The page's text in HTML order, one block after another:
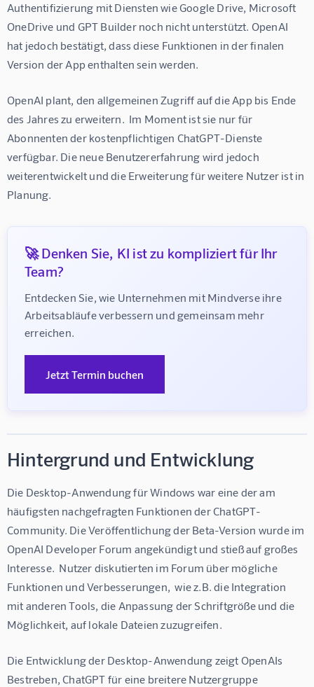
Authentifizierung mit Diensten wie Google Drive, Microsoft
OneDrive und GPT Builder noch nicht unterstützt. OpenAI
hat jedoch bestätigt, dass diese Funktionen in der finalen
Version der App enthalten sein werden.
OpenAI plant, den allgemeinen Zugriff auf die App bis Ende
des Jahres zu erweitern.  Im Moment ist sie nur für
Abonnenten der kostenpflichtigen ChatGPT-Dienste
verfügbar. Die neue Benutzererfahrung wird jedoch
weiterentwickelt und die Erweiterung für weitere Nutzer ist in
Planung.
🚀 Denken Sie, KI ist zu kompliziert für Ihr
Team?
Entdecken Sie, wie Unternehmen mit Mindverse ihre
Arbeitsabläufe verbessern und gemeinsam mehr
erreichen.
Jetzt Termin buchen
Hintergrund und Entwicklung
Die Desktop-Anwendung für Windows war eine der am
häufigsten nachgefragten Funktionen der ChatGPT-
Community. Die Veröffentlichung der Beta-Version wurde im
OpenAI Developer Forum angekündigt und stieß auf großes
Interesse.  Nutzer diskutierten im Forum über mögliche
Funktionen und Verbesserungen,  wie z.B. die Integration
mit anderen Tools, die Anpassung der Schriftgröße und die
Möglichkeit, auf lokale Dateien zuzugreifen.
Die Entwicklung der Desktop-Anwendung zeigt OpenAIs
Bestreben, ChatGPT für eine breitere Nutzergruppe